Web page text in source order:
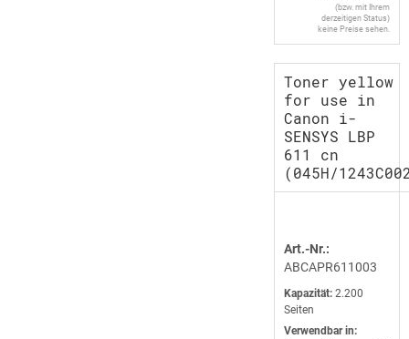
(bzw. mit Ihrem
derzeitigen Status)
keine Preise sehen.
Toner yellow
for use in
Canon i-
SENSYS LBP
611 cn
(045H/
Art.-Nr.:
ABCAPR611003
Kapazität: 2.200
Seiten
Verwendbar in: